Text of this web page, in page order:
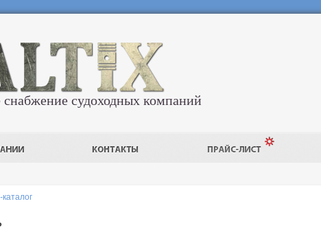
снабжение судоходных компаний